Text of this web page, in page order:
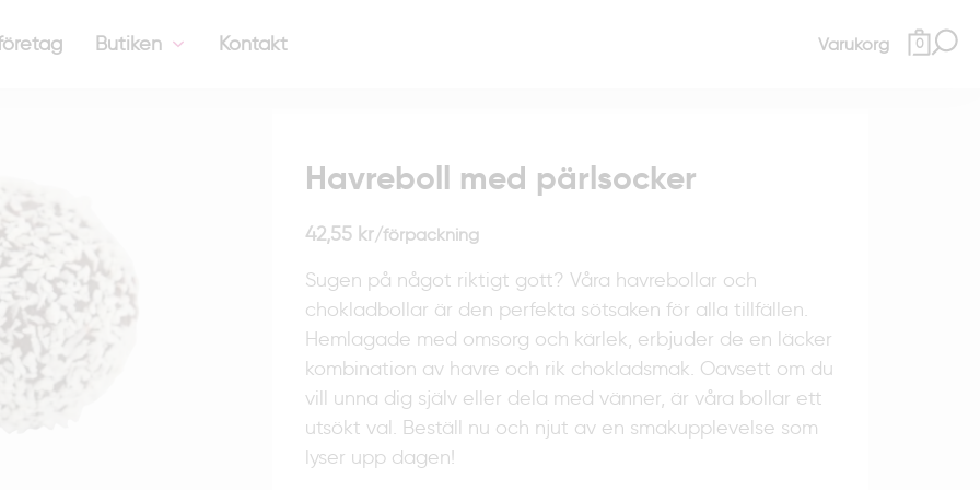
Butiken Kontakt Varukorg 0
Havreboll med pärlsocker
42,55 kr/förpackning
Sugen på något riktigt gott? Våra havrebollar och
chokladbollar är den perfekta sötsaken för alla tillfällen.
Hemlagade med omsorg och kärlek, erbjuder de en läcker
kombination av havre och rik chokladsmak. Oavsett om du
vill unna dig själv eller dela med vänner, är våra bollar ett
utsökt val. Beställ nu och njut av en smakupplevelse som
lyser upp dagen!
pärlsocker